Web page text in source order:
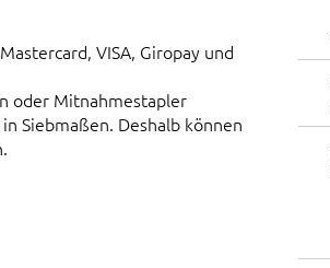
VISA, Giropay und
oder Mitnahmestapler
Siebmaßen. Deshalb können